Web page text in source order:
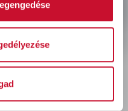
instagram